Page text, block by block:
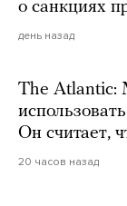
о санкциях
день назад
The Atlantic:
Он считает,
20 часов назад